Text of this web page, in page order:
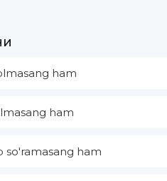
ham
ham
so'ramasang ham